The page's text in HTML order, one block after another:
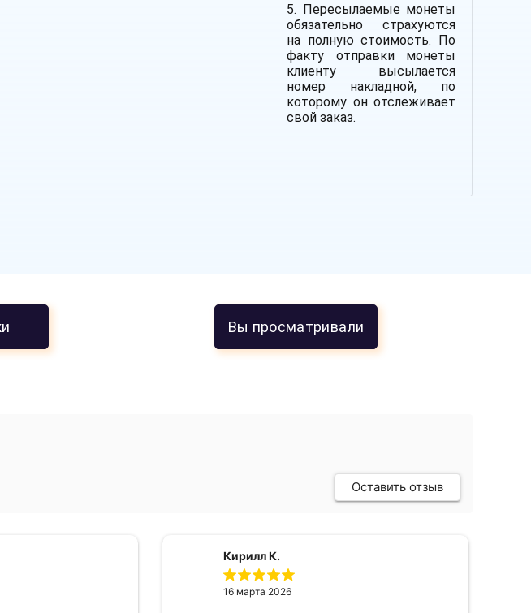
5. Пересылаемые монеты
обязательно страхуются
на полную стоимость. По
факту отправки монеты
клиенту высылается
номер накладной, по
которому он отслеживает
свой заказ.
Вы просматривали
Оставить отзыв
Кирилл К.
16 марта 2026